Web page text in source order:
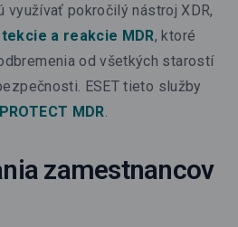
využívať pokročilý nástroj XDR,
a reakcie MDR, ktoré
od všetkých starostí
ESET tieto služby
MDR.
zamestnancov